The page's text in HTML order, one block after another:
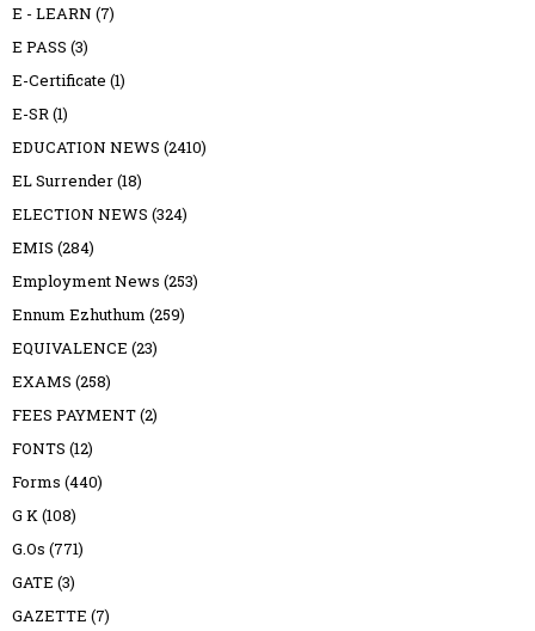
E - LEARN (7)
E PASS (3)
E-Certificate (1)
E-SR(1)
EDUCATION NEWS (2410)
EL Surrender(18)
ELECTION NEWS (324)
EMIS (284)
Employment News (253)
Ennum Ezhuthum (259)
EQUIVALENCE (23)
EXAMS (258)
FEES PAYMENT(2)
FONTS (12)
Forms (440)
G K(108)
G.Os (771)
GATE (3)
GAZETTE (7)